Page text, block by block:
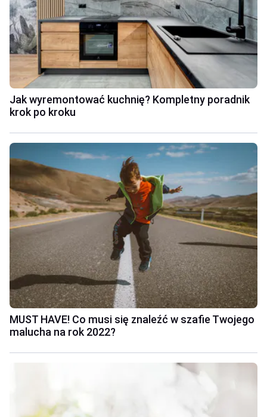
Jak wyremontować kuchnię? Kompletny poradnik
krok po kroku
MUST HAVE! Co musi się znaleźć w szafie Twojego
malucha na rok 2022?